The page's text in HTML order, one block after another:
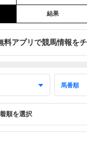
結果
料アプリで競馬情報を
順を選択